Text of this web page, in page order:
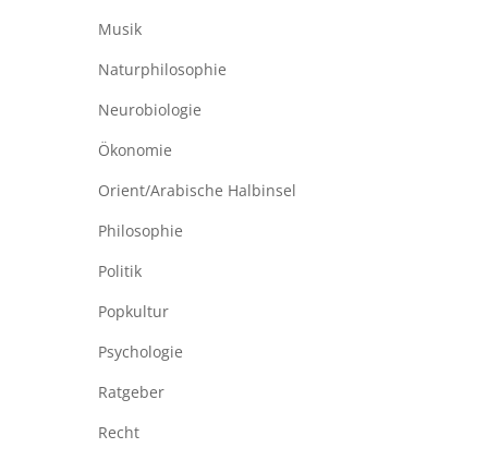
Musik
Naturphilosophie
Neurobiologie
Ökonomie
Orient/Arabische Halbinsel
Philosophie
Politik
Popkultur
Psychologie
Ratgeber
Recht